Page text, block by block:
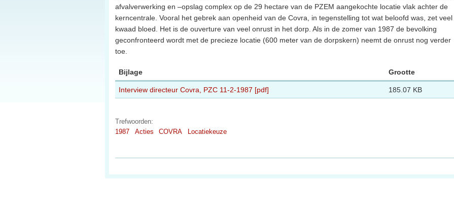
afvalverwerking en –opslag complex op de 29 hectare van de PZEM aangekochte locatie vlak achter de
kerncentrale. Vooral het gebrek aan openheid van de Covra, in tegenstelling tot wat beloofd was, zet veel
kwaad bloed. Het is de ouverture van veel onrust in het dorp. Als in de zomer van 1987 de bevolking
geconfronteerd wordt met de precieze locatie (600 meter van de dorpskern) neemt de onrust nog verder
toe.
Bijlage Grootte
Interview directeur Covra, PZC 11-2-1987 [pdf] 185.07 KB
Trefwoorden:
1987
Acties COVRA Locatiekeuze